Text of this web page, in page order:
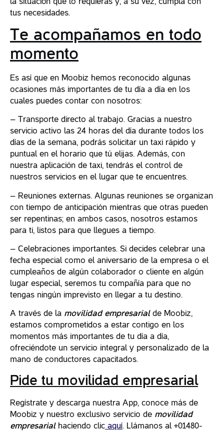
la situación que lo requieras y, a su vez, cumpla con
tus necesidades.
Te acompañamos en todo
momento
Es así que en Moobiz hemos reconocido algunas
ocasiones más importantes de tu día a día en los
cuales puedes contar con nosotros:
– Transporte directo al trabajo. Gracias a nuestro
servicio activo las 24 horas del día durante todos los
días de la semana, podrás solicitar un taxi rápido y
puntual en el horario que tú elijas. Además, con
nuestra aplicación de taxi, tendrás el control de
nuestros servicios en el lugar que te encuentres.
– Reuniones externas. Algunas reuniones se organizan
con tiempo de anticipación mientras que otras pueden
ser repentinas; en ambos casos, nosotros estamos
para ti, listos para que llegues a tiempo.
– Celebraciones importantes. Si decides celebrar una
fecha especial como el aniversario de la empresa o el
cumpleaños de algún colaborador o cliente en algún
lugar especial, seremos tu compañía para que no
tengas ningún imprevisto en llegar a tu destino.
A través de la movilidad empresarial de Moobiz,
estamos comprometidos a estar contigo en los
momentos más importantes de tu día a día,
ofreciéndote un servicio integral y personalizado de la
mano de conductores capacitados.
Pide tu movilidad empresarial
Regístrate y descarga nuestra App, conoce más de
Moobiz y nuestro exclusivo servicio de movilidad
empresarialhaciendo clic aquí. Llámanos al +01480-